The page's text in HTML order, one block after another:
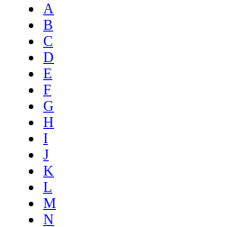
A
B
C
D
E
F
G
H
I
J
K
L
M
N